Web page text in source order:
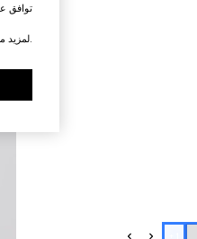
توافق
.لمزيد